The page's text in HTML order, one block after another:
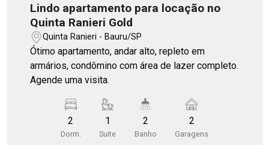
Lindo apartamento para locação no
Quinta Ranieri Gold
Quinta Ranieri - Bauru/SP
Ótimo apartamento, andar alto, repleto em
armários, condômino com área de lazer completo.
Agende uma visita.
2
Dorm.
1
Suite
2
Banho
2
Garagens